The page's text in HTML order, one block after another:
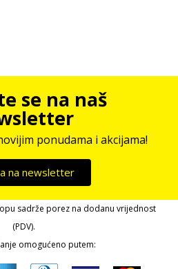
se na naš
ponudama i akcijama!
na newsletter
sadrže porez na dodanu vrijednost
(PDV).
omogućeno putem: